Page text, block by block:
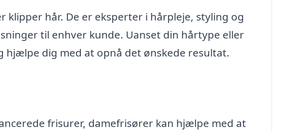
klipper hår. De er eksperter i hårpleje, styling og
til enhver kunde. Uanset din hårtype eller
hjælpe dig med at opnå det ønskede resultat.
frisurer, damefrisører kan hjælpe med at